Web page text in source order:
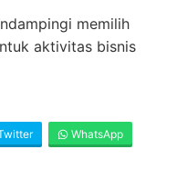
memilih
aktivitas bisnis
WhatsApp